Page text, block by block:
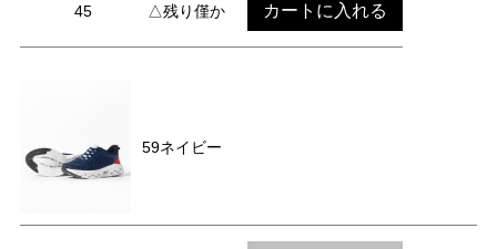
45 △残り僅か カートに入れる
59ネイビー